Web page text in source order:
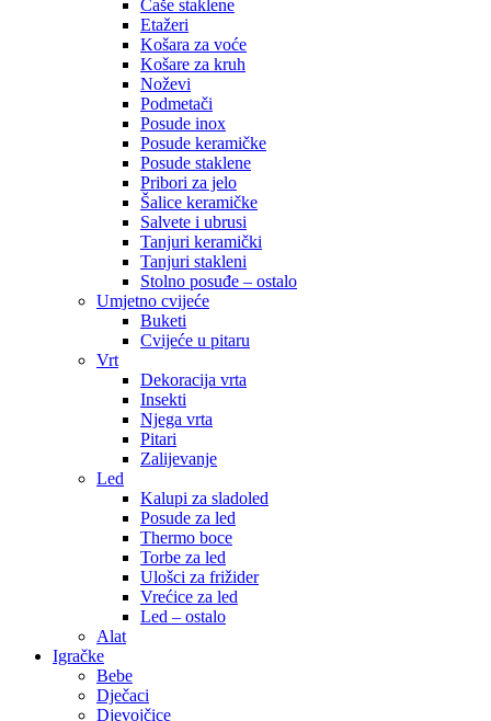
Čaše staklene
Etažeri
Košara za voće
Košare za kruh
Noževi
Podmetači
Posude inox
Posude keramičke
Posude staklene
Pribori za jelo
Šalice keramičke
Salvete i ubrusi
Tanjuri keramički
Tanjuri stakleni
Stolno posuđe – ostalo
Umjetno cvijeće
Buketi
Cvijeće u pitaru
Vrt
Dekoracija vrta
Insekti
Njega vrta
Pitari
Zalijevanje
Led
Kalupi za sladoled
Posude za led
Thermo boce
Torbe za led
Ulošci za frižider
Vrećice za led
Led – ostalo
Alat
Igračke
Bebe
Dječaci
Djevojčice